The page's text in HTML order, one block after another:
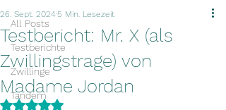
All Posts
Testberichte
Zwillinge
Tandem
Testbericht: Mr. X (als
Zwillingstrage) von
Madame Jordan
26. Sept. 20245 Min. Lesezeit
Mit NaN von 5 Sternen bewertet.